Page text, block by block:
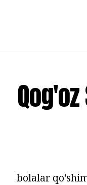
bolalar